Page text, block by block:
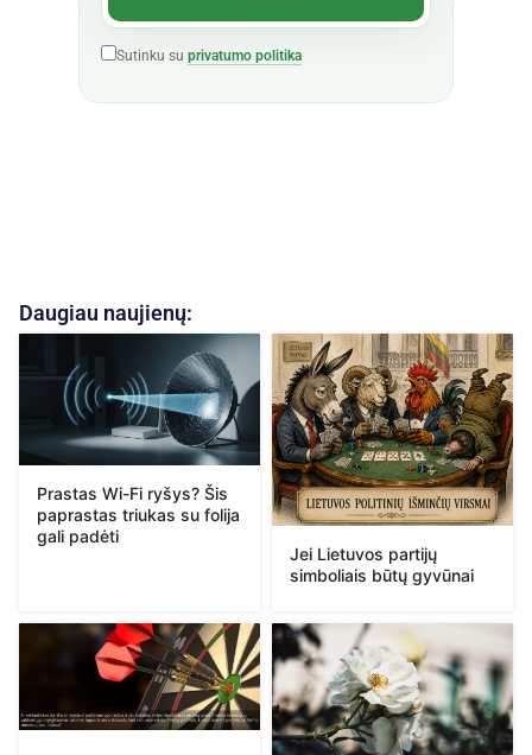
Sutinku su privatumo politika
Daugiau naujienų:
Prastas Wi-Fi ryšys? Šis
paprastas triukas su folija
gali padėti
Jei Lietuvos partijų
simboliais būtų gyvūnai